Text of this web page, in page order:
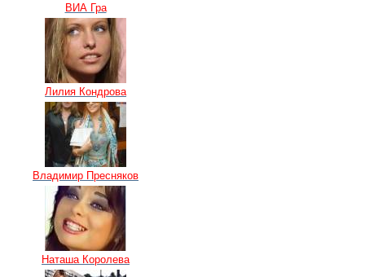
ВИА Гра
Лилия Кондрова
Владимир Пресняков
Наташа Королева